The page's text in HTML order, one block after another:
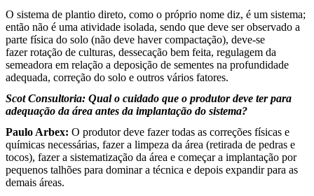
O sistema de plantio direto, como o próprio nome diz, é um sistema;
então não é uma atividade isolada, sendo que deve ser observado a
parte física do solo (não deve haver compactação), deve-se
fazer rotação de culturas, dessecação bem feita, regulagem da
semeadora em relação a deposição de sementes na profundidade
adequada, correção do solo e outros vários fatores.
Scot Consultoria: Qual o cuidado que o produtor deve ter para
adequação da área antes da implantação do sistema?
Paulo Arbex: O produtor deve fazer todas as correções físicas e
químicas necessárias, fazer a limpeza da área (retirada de pedras e
tocos), fazer a sistematização da área e começar a implantação por
pequenos talhões para dominar a técnica e depois expandir para as
demais áreas.